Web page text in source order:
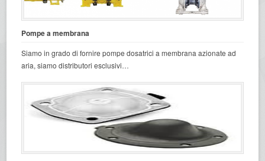
Pompe a membrana
Siamo in grado di fornire pompe dosatrici a membrana azionate ad
aria, siamo distributori esclusivi…